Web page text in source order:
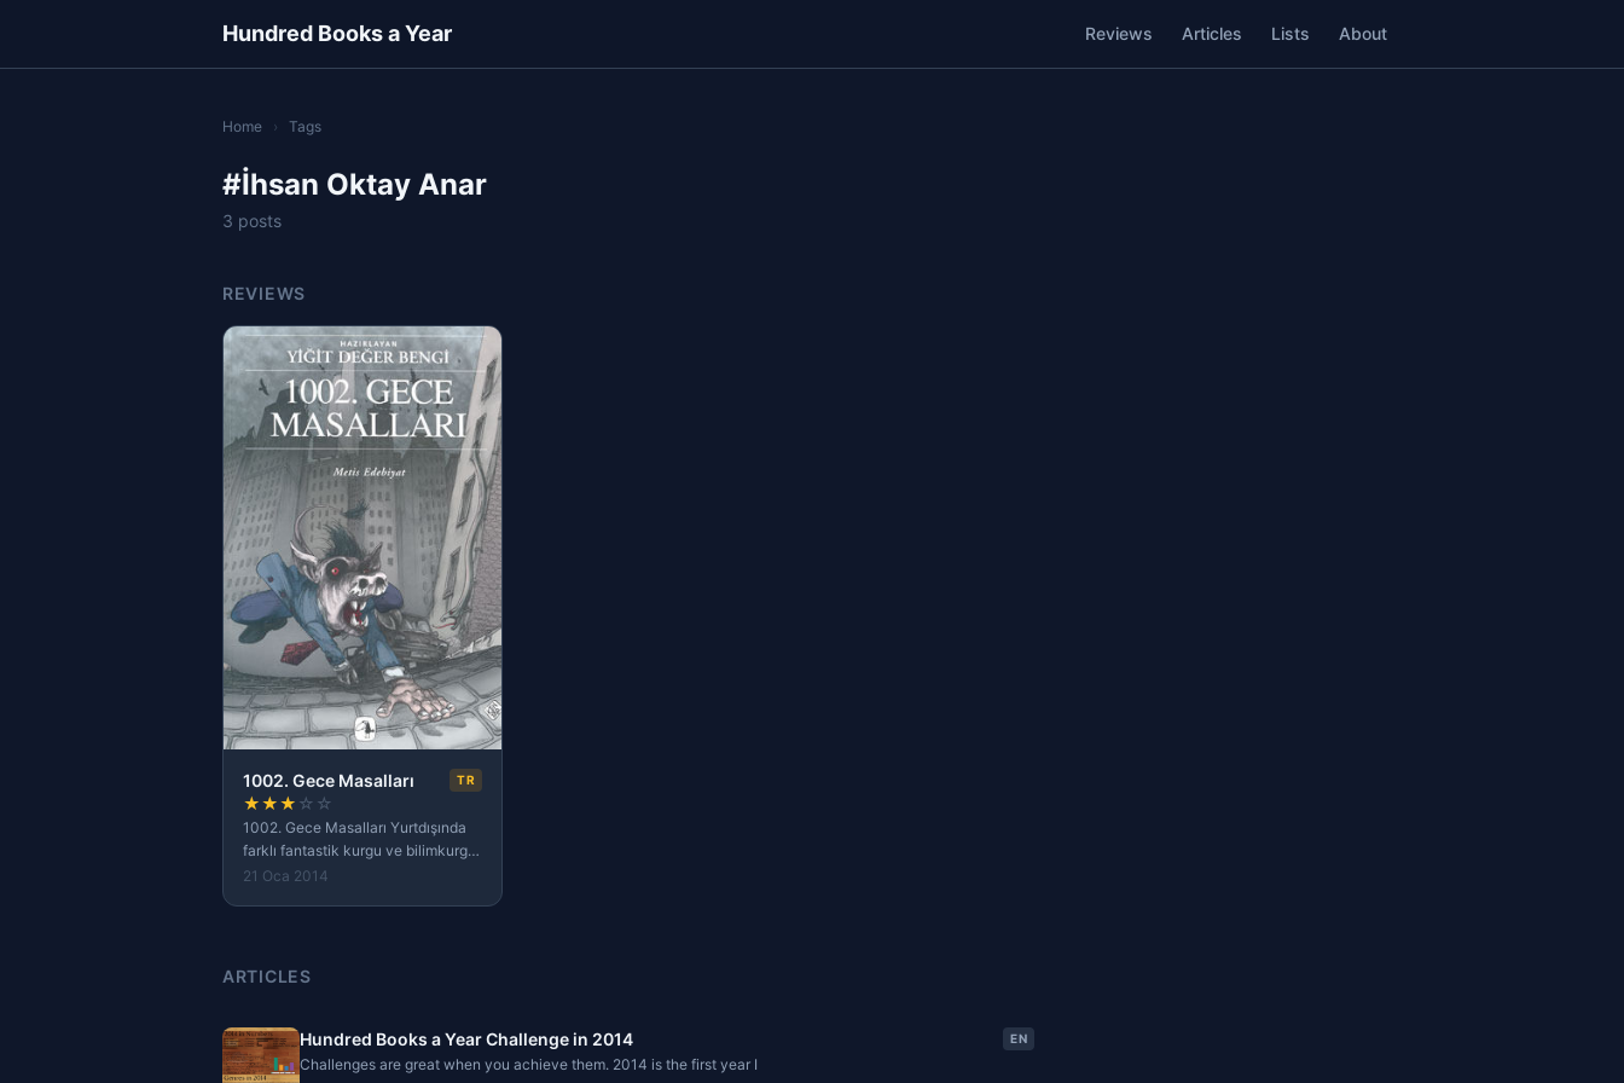
Hundred Books a Year Reviews Articles Lists About
Home › Tags
#İhsan Oktay Anar
3 posts
REVIEWS
1002. Gece Masalları TR
★★★ ☆ ☆
1002. Gece Masalları Yurtdışında
farklı fantastik kurgu ve bilimkurgu
derlemelerinin olduğunu görmekte
21 Oca 2014
ARTICLES
Hundred Books a Year Challenge in 2014 EN
Challenges are great when you achieve them. 2014 is the first year I